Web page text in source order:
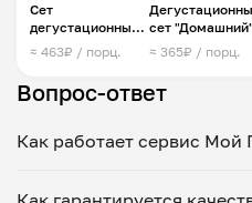
Сет
дегустационный
"Домашний"
≈ 463₽ / порц.
сет "Домашний"
≈ 365₽ / порц.
Вопрос-ответ
Как работает сервис Мой